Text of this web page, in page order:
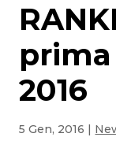
2016
5 Gen, 2016 |